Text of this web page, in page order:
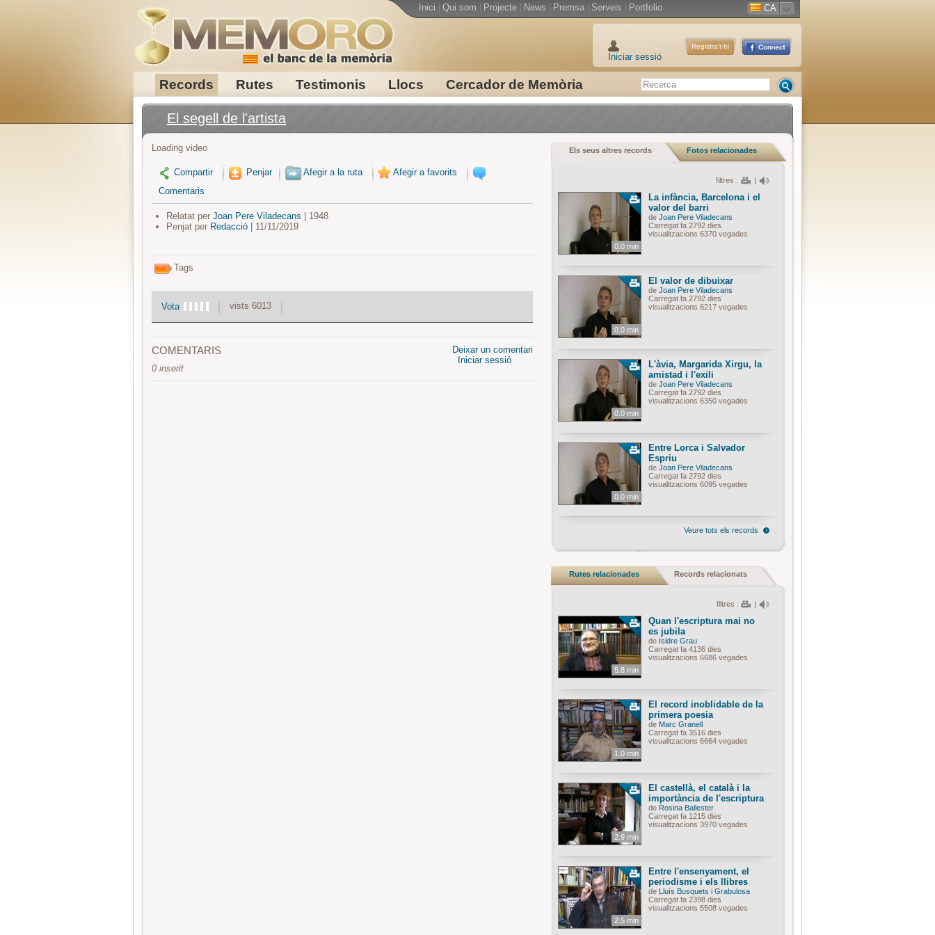
Records Rutes Testimonis Llocs Cercador de Memòria
Inici Qui som Projecte News Premsa Serveis Portfolio CA
Iniciar sessió
Registra't-hi
El segell de l'artista
Loading video
Compartir Penjar Afegir a la ruta
Afegir a favorits
Comentaris
Relatat per Joan Pere Viladecans | 1948
Penjat per Redacció| 11/11/2019
Tags
Vota vists 6013
COMENTARIS
0 inserit
Deixar un comentari
Iniciar sessió
Els seus altres records Fotos relacionades
filtres : |
0.0 min
La infància, Barcelona i el
valor del barri
de Joan Pere Viladecans
Carregat fa 2792 dies
visualitzacions 6370 vegades
0.0 min
El valor de dibuixar
de Joan Pere Viladecans
Carregat fa 2792 dies
visualitzacions 6217 vegades
0.0 min
L'àvia, Margarida Xirgu, la
amistad i l'exili
de Joan Pere Viladecans
Carregat fa 2792 dies
visualitzacions 6350 vegades
0.0 min
Entre Lorca i Salvador
Espriu
de Joan Pere Viladecans
Carregat fa 2792 dies
visualitzacions 6095 vegades
Veure tots els records
Rutes relacionades Records relacionats
filtres : |
5.8 min
Quan l'escriptura mai no
es jubila
de Isidre Grau
Carregat fa 4136 dies
visualitzacions 6686 vegades
1.0 min
El record inoblidable de la
primera poesia
de Marc Granell
Carregat fa 3516 dies
visualitzacions 6664 vegades
2.9 min
El castellà, el català i la
importància de l'escriptura
de Rosina Ballester
Carregat fa 1215 dies
visualitzacions 3970 vegades
2.5 min
Entre l'ensenyament, el
periodisme i els llibres
de Lluís Busquets i Grabulosa
Carregat fa 2398 dies
visualitzacions 5508 vegades